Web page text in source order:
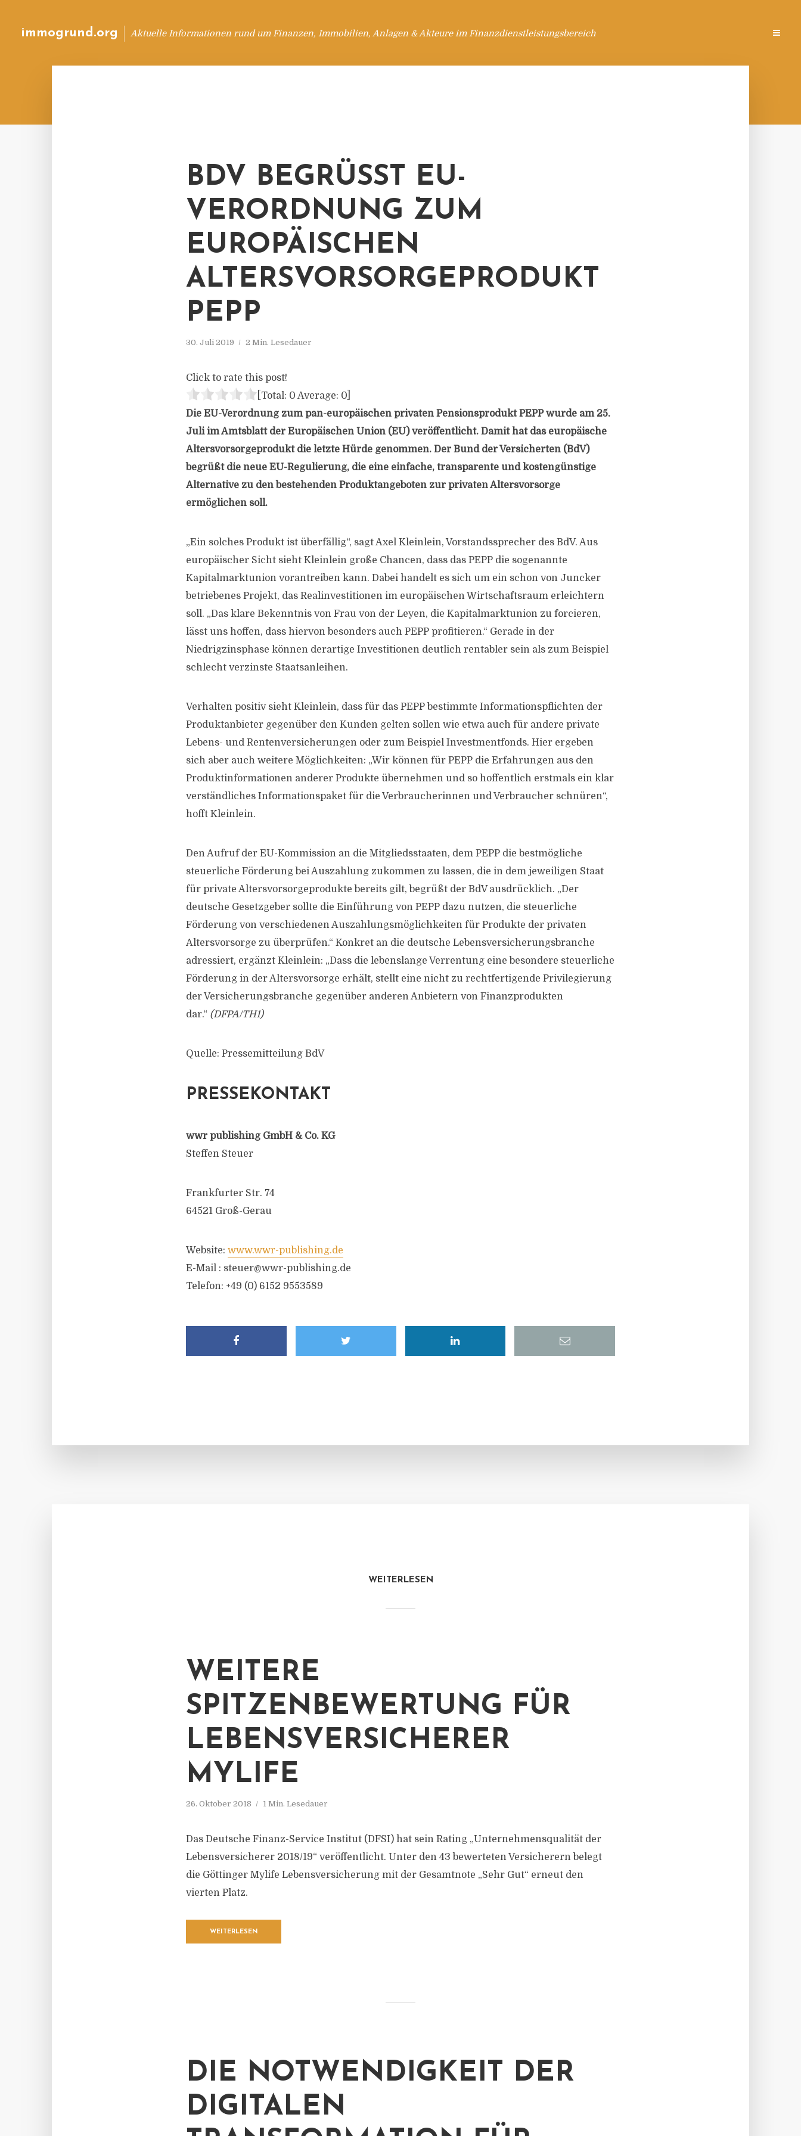
immogrund.org Aktuelle Informationen rund um Finanzen, Immobilien, Anlagen & Akteure im Finanzdienstleistungsbereich
BDV BEGRÜSST EU-V
ERORDNUNG ZUM E
UROPÄISCHEN A
LTERSVORSORGEPRODUKT P
EPP
30. Juli 2019 2 Min. Lesedauer
Click to rate this post!
[Total: 0 Average: 0
Die EU-Verordnung zum pan-europäischen privaten Pensionsprodukt PEPP wurde am 25.
Juli im Amtsblatt der Europäischen Union (EU) veröffentlicht. Damit hat das europäische
Altersvorsorgeprodukt die letzte Hürde genommen. Der Bund der Versicherten (BdV)
begrüßt die neue EU-Regulierung, die eine einfache, transparente und kostengünstige
Alternative zu den bestehenden Produktangeboten zur privaten Altersvorsorge
ermöglichen soll.
„Ein solches Produkt ist überfällig“, sagt Axel Kleinlein, Vorstandssprecher des BdV. Aus
europäischer Sicht sieht Kleinlein große Chancen, dass das PEPP die sogenannte
Kapitalmarktunion vorantreiben kann. Dabei handelt es sich um ein schon von Juncker
betriebenes Projekt, das Realinvestitionen im europäischen Wirtschaftsraum erleichtern
soll. „Das klare Bekenntnis von Frau von der Leyen, die Kapitalmarktunion zu forcieren,
lässt uns hoffen, dass hiervon besonders auch PEPP profitieren.“ Gerade in der
Niedrigzinsphase können derartige Investitionen deutlich rentabler sein als zum Beispiel
schlecht verzinste Staatsanleihen.
Verhalten positiv sieht Kleinlein, dass für das PEPP bestimmte Informationspflichten der
Produktanbieter gegenüber den Kunden gelten sollen wie etwa auch für andere private
Lebens- und Rentenversicherungen oder zum Beispiel Investmentfonds. Hier ergeben
sich aber auch weitere Möglichkeiten: „Wir können für PEPP die Erfahrungen aus den
Produktinformationen anderer Produkte übernehmen und so hoffentlich erstmals ein klar
verständliches Informationspaket für die Verbraucherinnen und Verbraucher schnüren“,
hofft Kleinlein.
Den Aufruf der EU-Kommission an die Mitgliedsstaaten, dem PEPP die bestmögliche
steuerliche Förderung bei Auszahlung zukommen zu lassen, die in dem jeweiligen Staat
für private Altersvorsorgeprodukte bereits gilt, begrüßt der BdV ausdrücklich. „Der
deutsche Gesetzgeber sollte die Einführung von PEPP dazu nutzen, die steuerliche
Förderung von verschiedenen Auszahlungsmöglichkeiten für Produkte der privaten
Altersvorsorge zu überprüfen.“ Konkret an die deutsche Lebensversicherungsbranche
adressiert, ergänzt Kleinlein: „Dass die lebenslange Verrentung eine besondere steuerliche
Förderung in der Altersvorsorge erhält, stellt eine nicht zu rechtfertigende Privilegierung
der Versicherungsbranche gegenüber anderen Anbietern von Finanzprodukten
dar.“ (DFPA/TH1)
Quelle: Pressemitteilung BdV
PRESSEKONTAKT
wwr publishing GmbH & Co. KG
Steffen Steuer
Frankfurter Str. 74
64521 Groß-Gerau
Website: www.wwr-publishing.de
E-Mail : steuer@wwr-publishing.de
Telefon: +49 (0) 6152 9553589
WEITERLESEN
WEITERE
SPITZENBEWERTUNG FÜR
LEBENSVERSICHERER
MYLIFE
26. Oktober 2018 1 Min. Lesedauer
Das Deutsche Finanz-Service Institut (DFSI) hat sein Rating „Unternehmensqualität der
Lebensversicherer 2018/19“ veröffentlicht. Unter den 43 bewerteten Versicherern belegt
die Göttinger Mylife Lebensversicherung mit der Gesamtnote „Sehr Gut“ erneut den
vierten Platz.
WEITERLESEN
DIE NOTWENDIGKEIT DER
DIGITALEN